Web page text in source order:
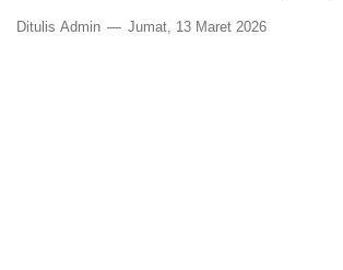
Ditulis Admin Jumat, 13 Maret 2026